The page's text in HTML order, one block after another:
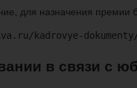
для назначения премии
kadrovye-
в связи с